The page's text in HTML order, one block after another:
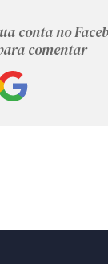
de Setembro,
/ PR CEP
(41) 2109-8666
(41) 98881-
conta no
comentar